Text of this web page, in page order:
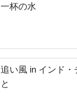
一杯の水
追い風 in インド・
と